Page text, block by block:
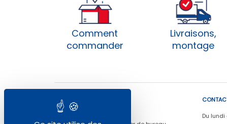
Comment
commander
Livraisons,
montage
NOS COORDONNÉES
Du